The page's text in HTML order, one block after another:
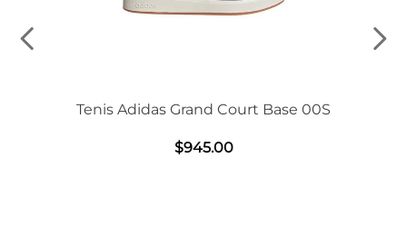
Tenis Adidas Grand Court Base 00S
$945.00